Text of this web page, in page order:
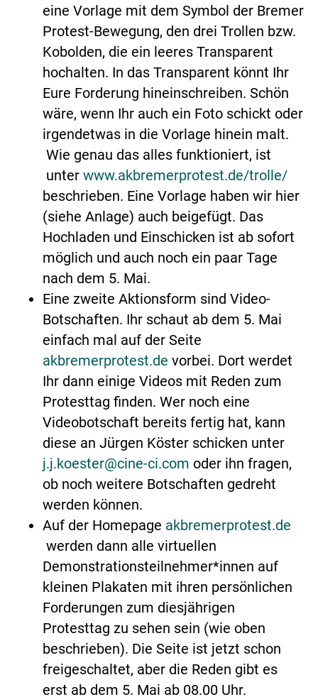
eine Vorlage mit dem Symbol der Bremer
Protest-Bewegung, den drei Trollen bzw.
Kobolden, die ein leeres Transparent
hochalten. In das Transparent könnt Ihr
Eure Forderung hineinschreiben. Schön
wäre, wenn Ihr auch ein Foto schickt oder
irgendetwas in die Vorlage hinein malt.
Wie genau das alles funktioniert, ist
unter www.akbremerprotest.de/trolle/
beschrieben. Eine Vorlage haben wir hier
(siehe Anlage) auch beigefügt. Das
Hochladen und Einschicken ist ab sofort
möglich und auch noch ein paar Tage
nach dem 5. Mai.
Eine zweite Aktionsform sind Video-
Botschaften. Ihr schaut ab dem 5. Mai
einfach mal auf der Seite
akbremerprotest.de vorbei. Dort werdet
Ihr dann einige Videos mit Reden zum
Protesttag finden. Wer noch eine
Videobotschaft bereits fertig hat, kann
diese an Jürgen Köster schicken unter
j.j.koester@cine-ci.com oder ihn fragen,
ob noch weitere Botschaften gedreht
werden können.
Auf der Homepage akbremerprotest.de
werden dann alle virtuellen
Demonstrationsteilnehmer*innen auf
kleinen Plakaten mit ihren persönlichen
Forderungen zum diesjährigen
Protesttag zu sehen sein (wie oben
beschrieben). Die Seite ist jetzt schon
freigeschaltet, aber die Reden gibt es
erst ab dem 5. Mai ab 08.00 Uhr.